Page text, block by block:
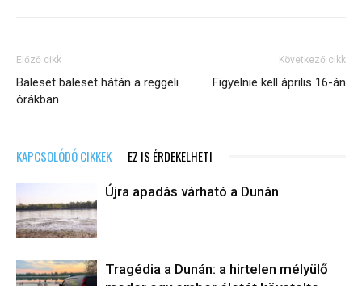
Előző cikk
Baleset baleset hátán a reggeli
órákban
Következő cikk
Figyelnie kell április 16-án
KAPCSOLÓDÓ CIKKEK EZ IS ÉRDEKELHETI
Újra apadás várható a Dunán
Tragédia a Dunán: a hirtelen mélyülő